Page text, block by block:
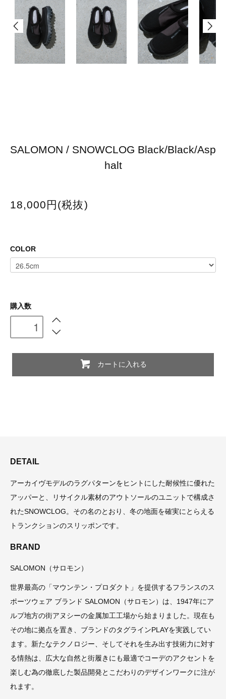
SALOMON / SNOWCLOG Black/Black/Asp
halt
18,000円(税抜)
COLOR
購入数
カートに入れる
DETAIL
アーカイヴモデルのラグパターンをヒントにした耐候性に優れた
アッパーと、リサイクル素材のアウトソールのユニットで構成さ
れたSNOWCLOG。その名のとおり、冬の地面を確実にとらえる
トランクションのスリッポンです。
BRAND
SALOMON（サロモン）
世界最高の「マウンテン・プロダクト」を提供するフランスのス
ポーツウェア ブランド SALOMON（サロモン）は、1947年にア
ルプ地方の街アヌシーの金属加工工場から始まりました。現在も
その地に拠点を置き、ブランドのタグラインPLAYを実践してい
ます。新たなテクノロジー、そしてそれを生み出す技術力に対す
る情熱は、広大な自然と街履きにも最適でコーデのアクセントを
楽しむ為の徹底した製品開発とこだわりのデザインワークに注が
れます。